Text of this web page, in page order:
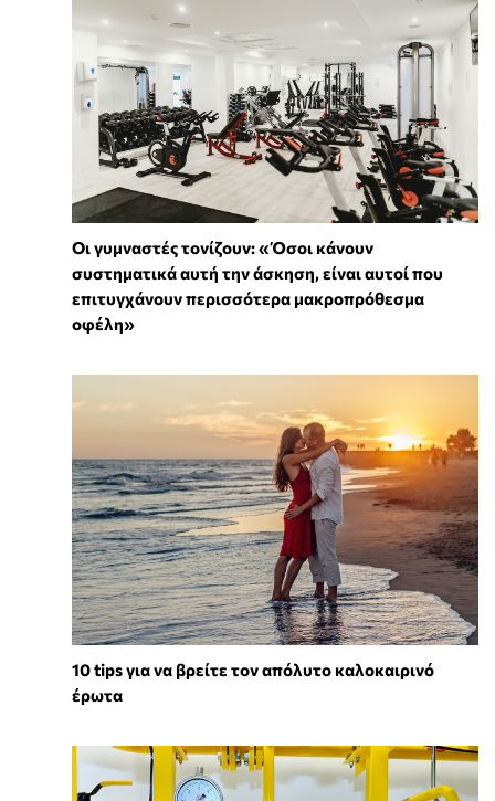
Οι γυμναστές τονίζουν: «Όσοι κάνουν
συστηματικά αυτή την άσκηση, είναι αυτοί που
επιτυγχάνουν περισσότερα μακροπρόθεσμα
οφέλη»
10 tips για να βρείτε τον απόλυτο καλοκαιρινό
έρωτα